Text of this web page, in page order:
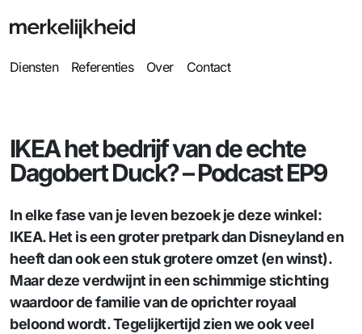
Diensten Referenties Over Contact
IKEA het bedrijf van de echte
Dagobert Duck? – Podcast EP9
In elke fase van je leven bezoek je deze winkel:
IKEA. Het is een groter pretpark dan Disneyland en
heeft dan ook een stuk grotere omzet (en winst).
Maar deze verdwijnt in een schimmige stichting
waardoor de familie van de oprichter royaal
beloond wordt. Tegelijkertijd zien we ook veel